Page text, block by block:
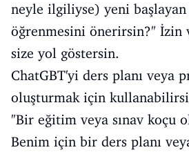
neyle ilgiliyse) yeni
öğrenmesini önerirsin?" İzin
size yol göstersin.
ChatGBT'yi ders planı veya
oluşturmak için
"Bir eğitim veya sınav koçu
Benim için bir ders planı